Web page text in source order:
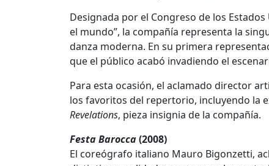
Designada por el Congreso de los
el mundo”, la compañía representa la
danza moderna. En su primera
que el público acabó invadiendo el
Para esta ocasión, el aclamado director
los favoritos del repertorio, incluyendo la
Revelations, pieza insignia de la compañía.
Festa Barocca(2008)
El coreógrafo italiano Mauro Bigonzetti,